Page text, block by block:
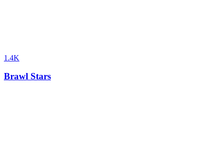
1.4K
Brawl Stars